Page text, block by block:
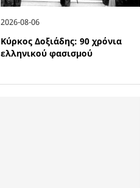
2026-08-06
Κύρκος Δοξιάδης: 90 χρόνια
ελληνικού φασισμού